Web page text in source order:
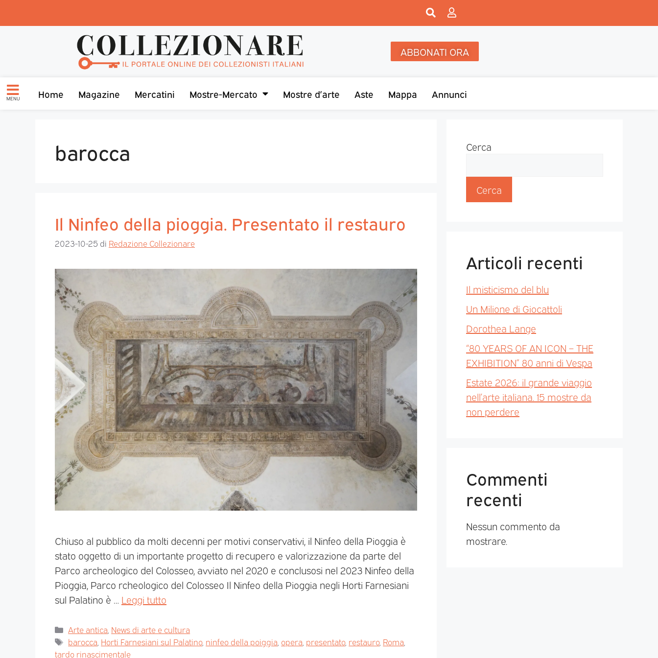
ABBONATI ORA
MENU Home Magazine Mercatini Mostre-Mercato Mostre d’arte Aste Mappa Annunci
barocca
Il Ninfeo della pioggia. Presentato il restauro
2023-10-25 di Redazione Collezionare
Chiuso al pubblico da molti decenni per motivi conservativi, il Ninfeo della Pioggia è
stato oggetto di un importante progetto di recupero e valorizzazione da parte del
Parco archeologico del Colosseo, avviato nel 2020 e conclusosi nel 2023 Ninfeo della
Pioggia, Parco rcheologico del Colosseo Il Ninfeo della Pioggia negli Horti Farnesiani
sul Palatino è … Leggi tutto
Arte antica News di arte e cultura
barocca Horti Farnesiani sul Palatino, ninfeo della poiggia opera presentato, restauro, Roma
tardo rinascimentale
Cerca
Cerca
Articoli recenti
Il misticismo del blu
Un Milione di Giocattoli
Dorothea Lange
“80 YEARS OF AN ICON – THE
EXHIBITION” 80 anni di Vespa
Estate 2026: il grande viaggio
nell’arte italiana. 15 mostre da
non perdere
Commenti
recenti
Nessun commento da
mostrare.